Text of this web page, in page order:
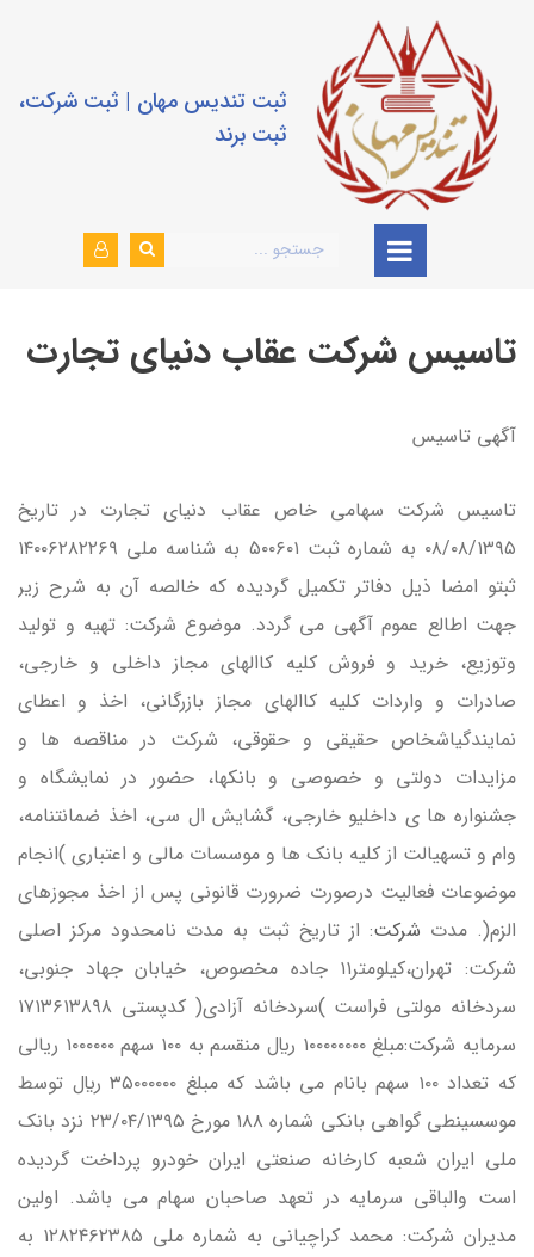
ثبت تندیس مهان | ثبت شرکت،
ثبت برند
تاسیس شرکت عقاب دنیای تجارت
آگهي تاسيس
تاسيس شركت سهامي خاص عقاب دنياي تجارت در تاريخ
۰۸/۰۸/۱۳۹۵ به شماره ثبت ۵۰۰۶۰۱ به شناسه ملي ۱۴۰۰۶۲۸۲۲۶۹
ثبتو امضا ذيل دفاتر تكميل گرديده كه خالصه آن به شرح زير
جهت اطالع عموم آگهي مي گردد. موضوع شركت: تهيه و توليد
وتوزيع، خريد و فروش كليه كاالهاي مجاز داخلي و خارجي،
صادرات و واردات كليه كاالهاي مجاز بازرگاني، اخذ و اعطاي
نمايندگياشخاص حقيقي و حقوقي، شركت در مناقصه ها و
مزايدات دولتي و خصوصي و بانكها، حضور در نمايشگاه و
جشنواره ها ي داخليو خارجي، گشايش ال سي، اخذ ضمانتنامه،
وام و تسهيالت از كليه بانک ها و موسسات مالي و اعتباري )انجام
موضوعات فعاليت درصورت ضرورت قانوني پس از اخذ مجوزهاي
الزم(. مدت شركت: از تاريخ ثبت به مدت نامحدود مركز اصلي
شركت: تهران،كيلومتر۱۱ جاده مخصوص، خيابان جهاد جنوبي،
سردخانه مولتي فراست )سردخانه آزادي( كدپستي ۱۷۱۳۶۱۳۸۹۸
سرمايه شركت:مبلغ ۱۰۰۰۰۰۰۰۰ ريال منقسم به ۱۰۰ سهم ۱۰۰۰۰۰۰ ريالي
كه تعداد ۱۰۰ سهم بانام مي باشد كه مبلغ ۳۵۰۰۰۰۰۰ ريال توسط
موسسينطي گواهي بانكي شماره ۱۸۸ مورخ ۲۳/۰۴/۱۳۹۵ نزد بانک
ملي ايران شعبه كارخانه صنعتي ايران خودرو پرداخت گرديده
است والباقي سرمايه در تعهد صاحبان سهام مي باشد. اولين
مديران شركت: محمد كراچياني به شماره ملي ۱۲۸۲۴۶۲۳۸۵ به